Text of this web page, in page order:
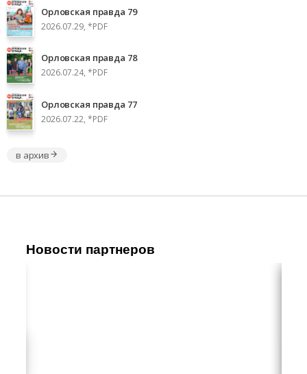
Орловская правда 79
2026.07.29, *PDF
Орловская правда 78
2026.07.24, *PDF
Орловская правда 77
2026.07.22, *PDF
в архив
Новости партнеров